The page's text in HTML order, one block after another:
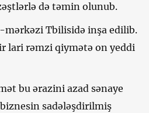
də təmin olunub.
Tbilisidə inşa edilib.
lari rəmzi qiymətə on yeddi
bu ərazini azad sənaye
sadələşdirilmiş